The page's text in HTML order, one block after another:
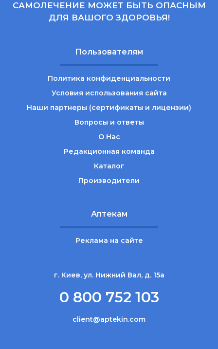
САМОЛЕЧЕНИЕ МОЖЕТ БЫТЬ ОПАСНЫМ
ДЛЯ ВАШОГО ЗДОРОВЬЯ!
Пользователям
Политика конфиденциальности
Условия использования сайта
Наши партнеры (сертификаты и лицензии)
Вопросы и ответы
О Нас
Редакционная команда
Каталог
Производители
Аптекам
Реклама на сайте
г. Киев, ул. Нижний Вал, д. 15а
0 800 752 103
client@aptekin.com